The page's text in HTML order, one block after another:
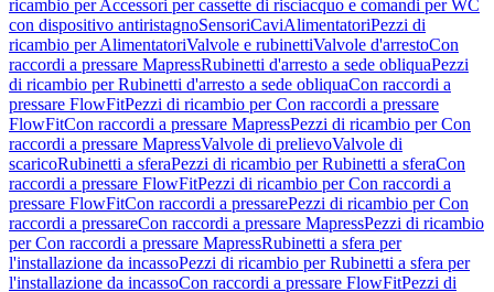
ricambio per Accessori per cassette di risciacquo e comandi per WC
con dispositivo antiristagnoSensoriCaviAlimentatoriPezzi di
ricambio per AlimentatoriValvole e rubinettiValvole d'arrestoCon
raccordi a pressare MapressRubinetti d'arresto a sede obliquaPezzi
di ricambio per Rubinetti d'arresto a sede obliquaCon raccordi a
pressare FlowFitPezzi di ricambio per Con raccordi a pressare
FlowFitCon raccordi a pressare MapressPezzi di ricambio per Con
raccordi a pressare MapressValvole di prelievoValvole di
scaricoRubinetti a sferaPezzi di ricambio per Rubinetti a sferaCon
raccordi a pressare FlowFitPezzi di ricambio per Con raccordi a
pressare FlowFitCon raccordi a pressarePezzi di ricambio per Con
raccordi a pressareCon raccordi a pressare MapressPezzi di ricambio
per Con raccordi a pressare MapressRubinetti a sfera per
l'installazione da incassoPezzi di ricambio per Rubinetti a sfera per
l'installazione da incassoCon raccordi a pressare FlowFitPezzi di